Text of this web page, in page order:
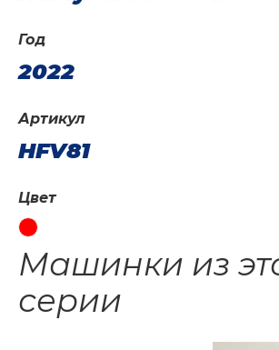
Год
2022
Артикул
HFV81
Цвет
Машинки из
серии